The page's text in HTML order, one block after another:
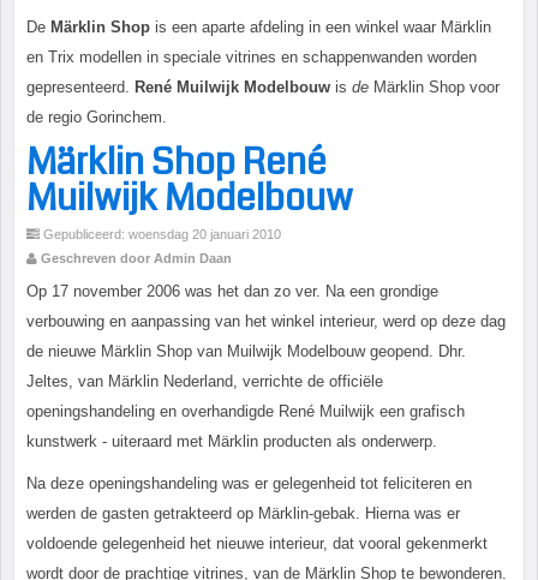
De Märklin Shop is een aparte afdeling in een winkel waar Märklin
en Trix modellen in speciale vitrines en schappenwanden worden
gepresenteerd. René Muilwijk Modelbouw is de Märklin Shop voor
de regio Gorinchem.
Märklin Shop René
Muilwijk Modelbouw
Gepubliceerd: woensdag 20 januari 2010
Geschreven door Admin Daan
Op 17 november 2006 was het dan zo ver. Na een grondige
verbouwing en aanpassing van het winkel interieur, werd op deze dag
de nieuwe Märklin Shop van Muilwijk Modelbouw geopend. Dhr.
Jeltes, van Märklin Nederland, verrichte de officiële
openingshandeling en overhandigde René Muilwijk een grafisch
kunstwerk - uiteraard met Märklin producten als onderwerp.
Na deze openingshandeling was er gelegenheid tot feliciteren en
werden de gasten getrakteerd op Märklin-gebak. Hierna was er
voldoende gelegenheid het nieuwe interieur, dat vooral gekenmerkt
wordt door de prachtige vitrines, van de Märklin Shop te bewonderen.